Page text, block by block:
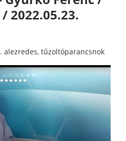
2022.05.23.
alezredes, tűzoltóparancsnok